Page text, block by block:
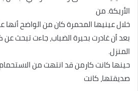
الأريكة. من
خلال عينيها المحمرة كان من الواضح
بعد أن غادرت بحيرة الضباب، جاءت تبحث عن
المنزل.
حينها كانت كارمن قد انتهت من
صديقتها، كانت